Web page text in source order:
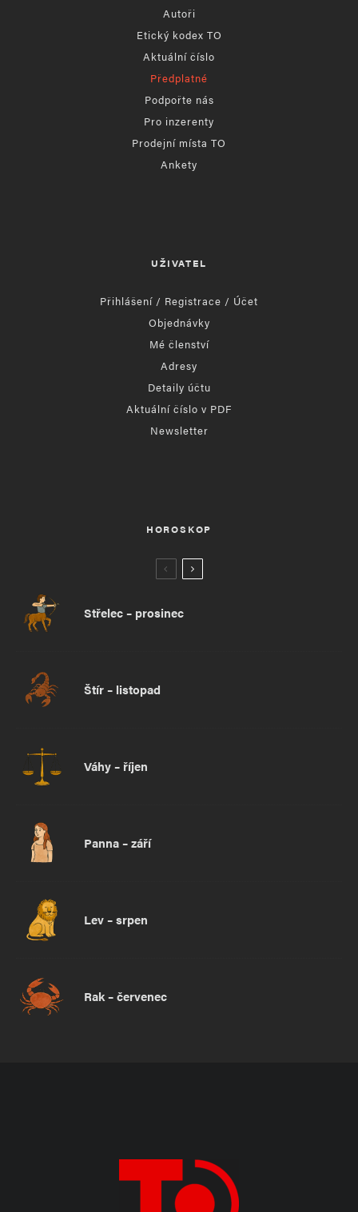
Autoři
Etický kodex TO
Aktuální číslo
Předplatné
Podpořte nás
Pro inzerenty
Prodejní místa TO
Ankety
UŽIVATEL
Přihlášení / Registrace / Účet
Objednávky
Mé členství
Adresy
Detaily účtu
Aktuální číslo v PDF
Newsletter
HOROSKOP
Střelec – prosinec
Štír – listopad
Váhy – říjen
Panna – září
Lev – srpen
Rak – červenec